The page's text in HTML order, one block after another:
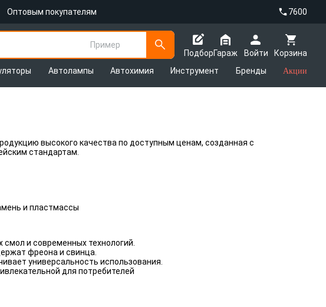
Оптовым покупателям 7600
Пример
Подбор
Корзина
Гараж
Войти
Автолампы Автохимия Инструмент Бренды Акции
высокого качества по доступным ценам, созданная с
стандартам.
и пластмассы
смол и современных технологий.
фреона и свинца.
универсальность использования.
для потребителей